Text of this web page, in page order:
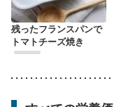
残ったフランスパンで
トマトチーズ焼き